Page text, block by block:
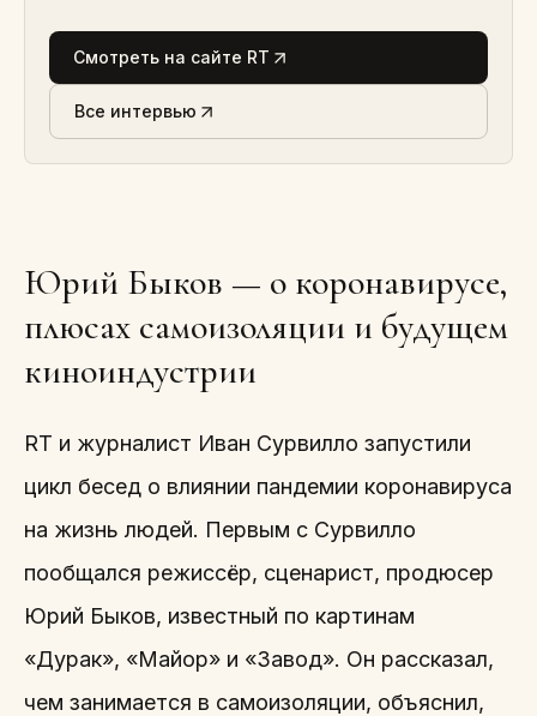
Смотреть на сайте RT
Все интервью
Юрий Быков — о коронавирусе,
плюсах самоизоляции и будущем
киноиндустрии
RT и журналист Иван Сурвилло запустили
цикл бесед о влиянии пандемии коронавируса
на жизнь людей. Первым с Сурвилло
пообщался режиссёр, сценарист, продюсер
Юрий Быков, известный по картинам
«Дурак», «Майор» и «Завод». Он рассказал,
чем занимается в самоизоляции, объяснил,